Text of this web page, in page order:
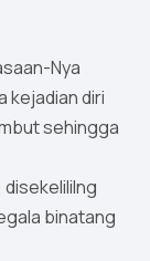
Nya
kejadian diri
sehingga
disekelililng
binatang